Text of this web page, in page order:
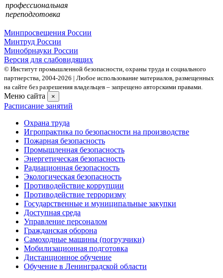
профессиональная
переподготовка
Минпросвещения России
Минтруд России
Минобрнауки России
Версия для слабовидящих
© Институт промышленной безопасности, охраны труда и социального
партнерства, 2004- 2026 | Любое использование материалов, размещенных
на сайте без разрешения владельцев – запрещено авторскими правами.
Меню сайта ×
Расписание занятий
Охрана труда
Игропрактика по безопасности на производстве
Пожарная безопасность
Промышленная безопасность
Энергетическая безопасность
Радиационная безопасность
Экологическая безопасность
Противодействие коррупции
Противодействие терроризму
Государственные и муниципальные закупки
Доступная среда
Управление персоналом
Гражданская оборона
Самоходные машины (погрузчики)
Мобилизационная подготовка
Дистанционное обучение
Обучение в Ленинградской области